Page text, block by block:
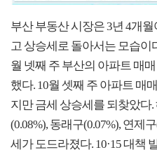
부산 부동산 시장은 3년 4개
고 상승세로 돌아서는 모습이
월 넷째 주 부산의 아파트 매
했다. 10월 셋째 주 아파트 매
지만 금세 상승세를 되찾았다
(0.08%), 동래구(0.07%), 연제
세가 도드라졌다. 10·15 대책